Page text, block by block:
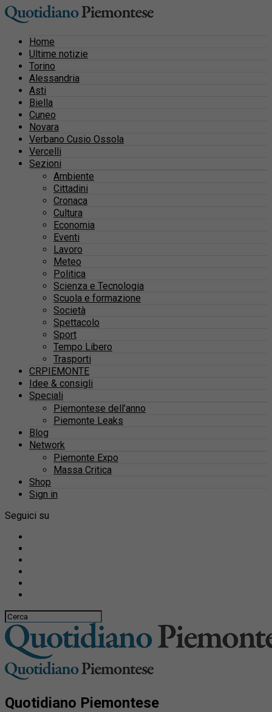
Home
Ultime notizie
Torino
Alessandria
Asti
Biella
Cuneo
Novara
Verbano Cusio Ossola
Vercelli
Sezioni
Ambiente
Cittadini
Cronaca
Cultura
Economia
Eventi
Lavoro
Meteo
Politica
Scienza e Tecnologia
Scuola e formazione
Società
Spettacolo
Sport
Tempo Libero
Trasporti
CRPIEMONTE
Idee & consigli
Speciali
Piemontese dell’anno
Piemonte Leaks
Blog
Network
Piemonte Expo
Massa Critica
Shop
Sign in
Seguici su
Quotidiano Piemontese